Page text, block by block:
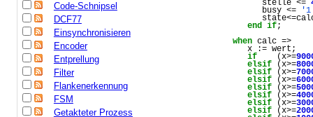
Code-Schnipsel
DCF77
Einsynchronisieren
Encoder
Entprellung
Filter
Flankenerkennung
FSM
Getakteter Prozess
               stelle <=
               busy <=
end
if;
when calc =>
            x := wert;
if
    (x>=
elsif (x>=
elsif (x>=
elsif (x>=
elsif (x>=
elsif (x>=
elsif (x>=
elsif (x>=